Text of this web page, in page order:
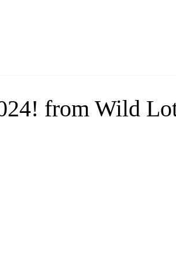
from Wild